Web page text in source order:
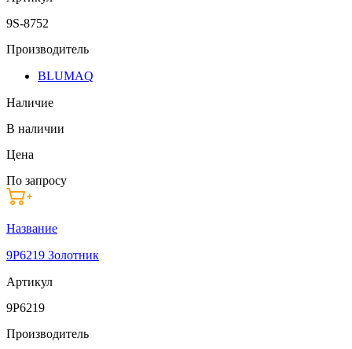
9S-8752
Производитель
BLUMAQ
Наличие
В наличии
Цена
По запросу
Название
9P6219 Золотник
Артикул
9P6219
Производитель